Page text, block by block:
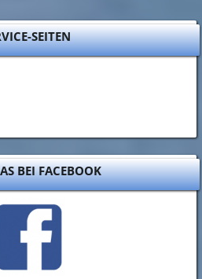
SEITEN
BEI FACEBOOK